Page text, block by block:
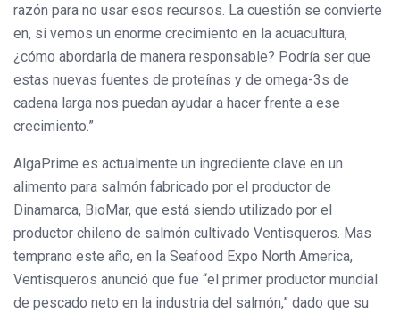
razón para no usar esos recursos. La cuestión se convierte
en, si vemos un enorme crecimiento en la acuacultura,
¿cómo abordarla de manera responsable? Podría ser que
estas nuevas fuentes de proteínas y de omega-3s de
cadena larga nos puedan ayudar a hacer frente a ese
crecimiento.”
AlgaPrime es actualmente un ingrediente clave en un
alimento para salmón fabricado por el productor de
Dinamarca, BioMar, que está siendo utilizado por el
productor chileno de salmón cultivado Ventisqueros. Mas
temprano este año, en la Seafood Expo North America,
Ventisqueros anunció que fue “el primer productor mundial
de pescado neto en la industria del salmón,” dado que su